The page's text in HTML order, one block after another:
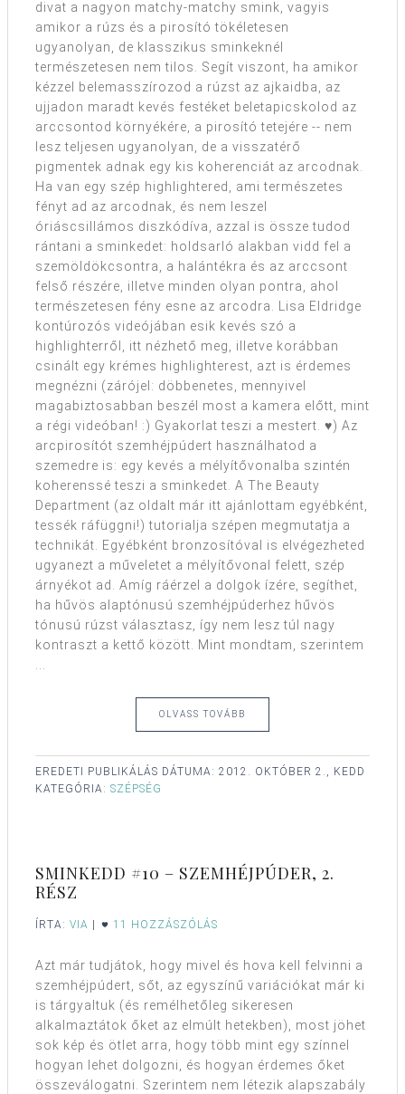
divat a nagyon matchy-matchy smink, vagyis
amikor a rúzs és a pirosító tökéletesen
ugyanolyan, de klasszikus sminkeknél
természetesen nem tilos. Segít viszont, ha amikor
kézzel belemasszírozod a rúzst az ajkaidba, az
ujjadon maradt kevés festéket beletapicskolod az
arccsontod környékére, a pirosító tetejére -- nem
lesz teljesen ugyanolyan, de a visszatérő
pigmentek adnak egy kis koherenciát az arcodnak.
Ha van egy szép highlightered, ami természetes
fényt ad az arcodnak, és nem leszel
óriáscsillámos diszkódíva, azzal is össze tudod
rántani a sminkedet: holdsarló alakban vidd fel a
szemöldökcsontra, a halántékra és az arccsont
felső részére, illetve minden olyan pontra, ahol
természetesen fény esne az arcodra. Lisa Eldridge
kontúrozós videójában esik kevés szó a
highlighterről, itt nézhető meg, illetve korábban
csinált egy krémes highlighterest, azt is érdemes
megnézni (zárójel: döbbenetes, mennyivel
magabiztosabban beszél most a kamera előtt, mint
a régi videóban! :) Gyakorlat teszi a mestert. ♥) Az
arcpirosítót szemhéjpúdert használhatod a
szemedre is: egy kevés a mélyítővonalba szintén
koherenssé teszi a sminkedet. A The Beauty
Department (az oldalt már itt ajánlottam egyébként,
tessék ráfüggni!) tutorialja szépen megmutatja a
technikát. Egyébként bronzosítóval is elvégezheted
ugyanezt a műveletet a mélyítővonal felett, szép
árnyékot ad. Amíg ráérzel a dolgok ízére, segíthet,
ha hűvös alaptónusú szemhéjpúderhez hűvös
tónusú rúzst választasz, így nem lesz túl nagy
kontraszt a kettő között. Mint mondtam, szerintem
...
OLVASS TOVÁBB
EREDETI PUBLIKÁLÁS DÁTUMA: 2012. OKTÓBER 2., KEDD
KATEGÓRIA: SZÉPSÉG
SMINKEDD #10 – SZEMHÉJPÚDER, 2.
RÉSZ
ÍRTA: VIA | 11 HOZZÁSZÓLÁS
Azt már tudjátok, hogy mivel és hova kell felvinni a
szemhéjpúdert, sőt, az egyszínű variációkat már ki
is tárgyaltuk (és remélhetőleg sikeresen
alkalmaztátok őket az elmúlt hetekben), most jöhet
sok kép és ötlet arra, hogy több mint egy színnel
hogyan lehet dolgozni, és hogyan érdemes őket
összeválogatni. Szerintem nem létezik alapszabály